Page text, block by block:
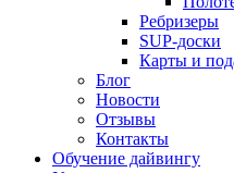
Ребризеры
SUP-доски
Карты и
Блог
Новости
Отзывы
Контакты
Обучение дайвингу